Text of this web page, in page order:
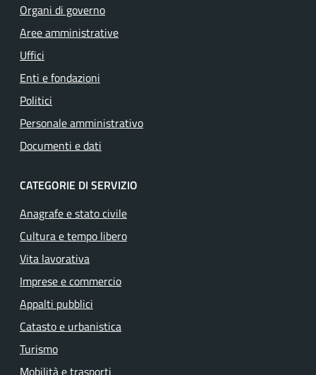
Organi di governo
Aree amministrative
Uffici
Enti e fondazioni
Politici
Personale amministrativo
Documenti e dati
CATEGORIE DI SERVIZIO
Anagrafe e stato civile
Cultura e tempo libero
Vita lavorativa
Imprese e commercio
Appalti pubblici
Catasto e urbanistica
Turismo
Mobilità e trasporti